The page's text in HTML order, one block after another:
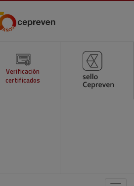
Verificación
certificados